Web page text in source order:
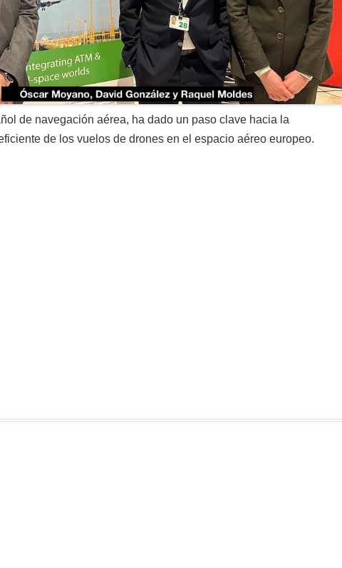
de navegación aérea, ha dado un paso clave hacia la
de los vuelos de drones en el espacio aéreo europeo.